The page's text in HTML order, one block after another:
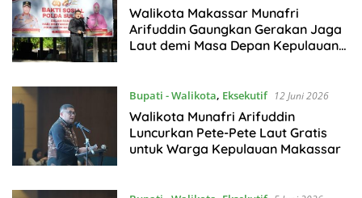
Walikota Makassar Munafri
Arifuddin Gaungkan Gerakan Jaga
Laut demi Masa Depan Kepulauan
Bupati - Walikota, Eksekutif 12 Juni 2026
Walikota Munafri Arifuddin
Luncurkan Pete-Pete Laut Gratis
untuk Warga Kepulauan Makassar